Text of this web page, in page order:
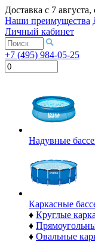
Доставка с 7 августа,
Наши преимущества
Личный кабинет
+7 (495) 984-05-25
Надувные
Каркасные
♦ Круглые
♦
♦ Овальные